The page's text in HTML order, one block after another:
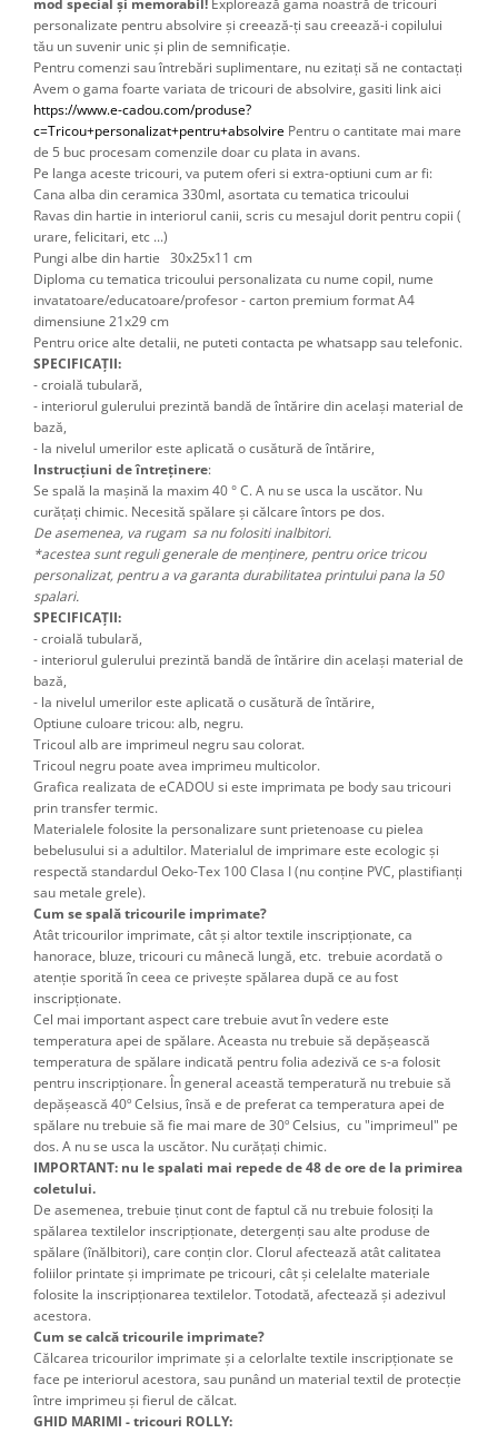
mod special și memorabil! Explorează gama noastră de tricouri
personalizate pentru absolvire și creează-ți sau creează-i copilului
tău un suvenir unic și plin de semnificație.
Pentru comenzi sau întrebări suplimentare, nu ezitați să ne contactați
https://www.e-cadou.com/produse?
c=Tricou+personalizat+pentru+absolvire Pentru o cantitate mai mare
de 5 buc procesam comenzile doar cu plata in avans.
Pe langa aceste tricouri, va putem oferi si extra-optiuni cum ar fi:
Cana alba din ceramica 330ml, asortata cu tematica tricoului
Ravas din hartie in interiorul canii, scris cu mesajul dorit pentru copii (
urare, felicitari, etc ...)
Pungi albe din hartie 30x25x11 cm
Diploma cu tematica tricoului personalizata cu nume copil, nume
invatatoare/educatoare/profesor - carton premium format A4
dimensiune 21x29 cm
Pentru orice alte detalii, ne puteti contacta pe whatsapp sau telefonic.
SPECIFICAȚII:
- croială tubulară,
- interiorul gulerului prezintă bandă de întărire din același material de
bază,
- la nivelul umerilor este aplicată o cusătură de întărire,
Instrucțiuni de întreținere:
Se spală la mașină la maxim 40 ° C. A nu se usca la uscător. Nu
curățați chimic. Necesită spălare și călcare întors pe dos.
De asemenea, va rugam sa nu folositi inalbitori.
*acestea sunt reguli generale de menținere, pentru orice tricou
personalizat, pentru a va garanta durabilitatea printului pana la 50
spalari.
SPECIFICAȚII:
- croială tubulară,
- interiorul gulerului prezintă bandă de întărire din același material de
bază,
- la nivelul umerilor este aplicată o cusătură de întărire,
Optiune culoare tricou: alb, negru.
Tricoul alb are imprimeul negru sau colorat.
Tricoul negru poate avea imprimeu multicolor.
Grafica realizata de eCADOU si este imprimata pe body sau tricouri
prin transfer termic.
Materialele folosite la personalizare sunt prietenoase cu pielea
bebelusului si a adultilor. Materialul de imprimare este ecologic și
respectă standardul Oeko-Tex 100 Clasa I (nu conține PVC, plastifianți
sau metale grele).
Cum se spală tricourile imprimate?
Atât tricourilor imprimate, cât şi altor textile inscripţionate, ca
hanorace, bluze, tricouri cu mânecă lungă, etc. trebuie acordată o
atenţie sporită în ceea ce priveşte spălarea după ce au fost
inscripţionate.
Cel mai important aspect care trebuie avut în vedere este
temperatura apei de spălare. Aceasta nu trebuie să depăşească
temperatura de spălare indicată pentru folia adezivă ce s-a folosit
pentru inscripţionare. În general această temperatură nu trebuie să
depăşească 40º Celsius, însă e de preferat ca temperatura apei de
spălare nu trebuie să fie mai mare de 30º Celsius, cu "imprimeul" pe
dos. A nu se usca la uscător. Nu curățați chimic.
IMPORTANT: nu le spalati mai repede de 48 de ore de la primirea
coletului.
De asemenea, trebuie ţinut cont de faptul că nu trebuie folosiţi la
spălarea textilelor inscripţionate, detergenţi sau alte produse de
spălare (înălbitori), care conţin clor. Clorul afectează atât calitatea
foliilor printate şi imprimate pe tricouri, cât şi celelalte materiale
folosite la inscripţionarea textilelor. Totodată, afectează şi adezivul
acestora.
Cum se calcă tricourile imprimate?
Călcarea tricourilor imprimate şi a celorlalte textile inscripţionate se
face pe interiorul acestora, sau punând un material textil de protecţie
între imprimeu şi fierul de călcat.
GHID MARIMI - tricouri ROLLY: